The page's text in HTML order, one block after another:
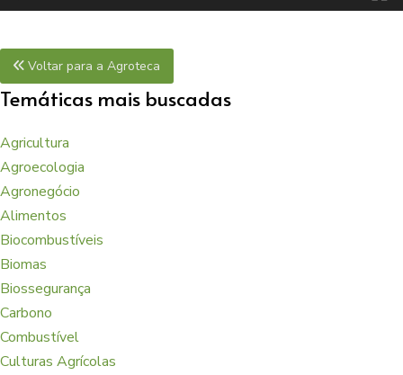
Voltar para a Agroteca
Temáticas mais buscadas
Agricultura
Agroecologia
Agronegócio
Alimentos
Biocombustíveis
Biomas
Biossegurança
Carbono
Combustível
Culturas Agrícolas